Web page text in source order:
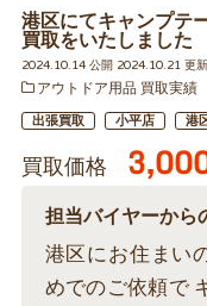
港区にてキャンプテ
買取をいたしました
2024.10.14 公開 2024.10.21 更新
アウトドア用品 買取実績
出張買取 小平店 港
買取価格
担当バイヤーから
港区にお住まい
めでのご依頼で